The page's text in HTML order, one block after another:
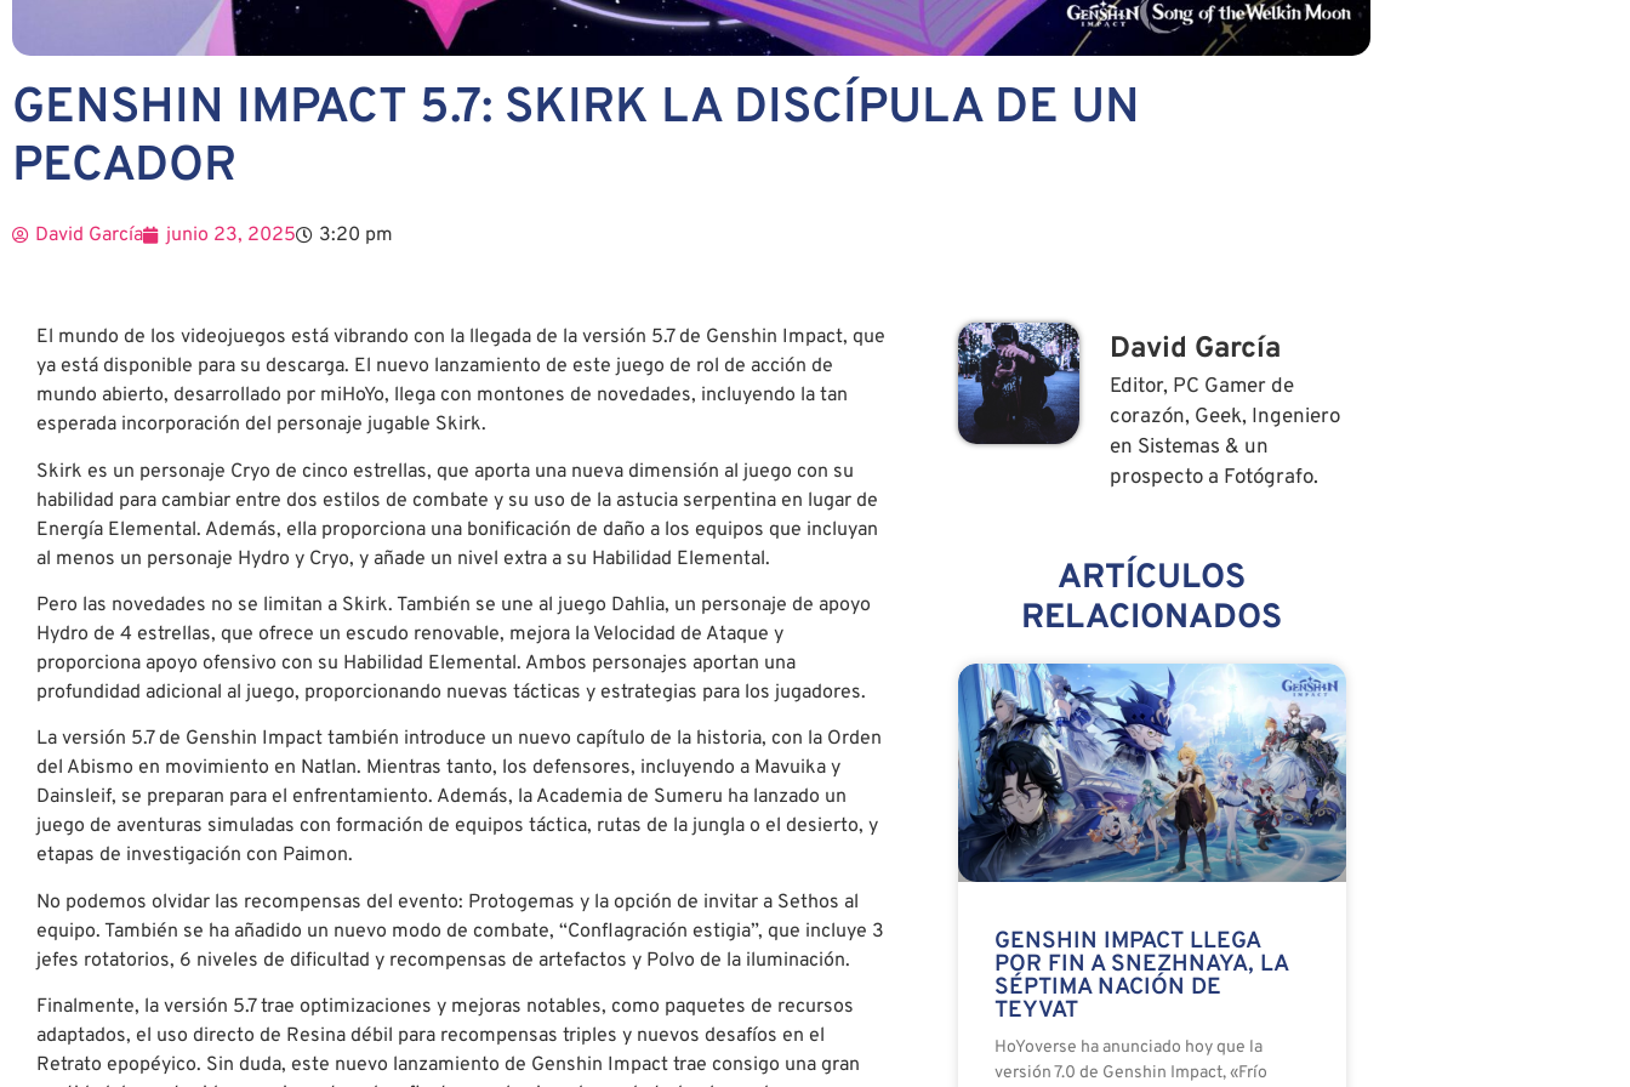
GENSHIN IMPACT 5.7: SKIRK LA DISCÍPULA DE UN
PECADOR
David García junio 23, 2025 3:20 pm
El mundo de los videojuegos está vibrando con la llegada de la versión 5.7 de Genshin Impact, que
ya está disponible para su descarga. El nuevo lanzamiento de este juego de rol de acción de
mundo abierto, desarrollado por miHoYo, llega con montones de novedades, incluyendo la tan
esperada incorporación del personaje jugable Skirk.
Skirk es un personaje Cryo de cinco estrellas, que aporta una nueva dimensión al juego con su
habilidad para cambiar entre dos estilos de combate y su uso de la astucia serpentina en lugar de
Energía Elemental. Además, ella proporciona una bonificación de daño a los equipos que incluyan
al menos un personaje Hydro y Cryo, y añade un nivel extra a su Habilidad Elemental.
Pero las novedades no se limitan a Skirk. También se une al juego Dahlia, un personaje de apoyo
Hydro de 4 estrellas, que ofrece un escudo renovable, mejora la Velocidad de Ataque y
proporciona apoyo ofensivo con su Habilidad Elemental. Ambos personajes aportan una
profundidad adicional al juego, proporcionando nuevas tácticas y estrategias para los jugadores.
La versión 5.7 de Genshin Impact también introduce un nuevo capítulo de la historia, con la Orden
del Abismo en movimiento en Natlan. Mientras tanto, los defensores, incluyendo a Mavuika y
Dainsleif, se preparan para el enfrentamiento. Además, la Academia de Sumeru ha lanzado un
juego de aventuras simuladas con formación de equipos táctica, rutas de la jungla o el desierto, y
etapas de investigación con Paimon.
No podemos olvidar las recompensas del evento: Protogemas y la opción de invitar a Sethos al
equipo. También se ha añadido un nuevo modo de combate, “Conflagración estigia”, que incluye 3
jefes rotatorios, 6 niveles de dificultad y recompensas de artefactos y Polvo de la iluminación.
Finalmente, la versión 5.7 trae optimizaciones y mejoras notables, como paquetes de recursos
adaptados, el uso directo de Resina débil para recompensas triples y nuevos desafíos en el
Retrato epopéyico. Sin duda, este nuevo lanzamiento de Genshin Impact trae consigo una gran
David García
Editor, PC Gamer de
corazón, Geek, Ingeniero
en Sistemas & un
prospecto a Fotógrafo.
ARTÍCULOS
RELACIONADOS
GENSHIN IMPACT LLEGA
POR FIN A SNEZHNAYA, LA
SÉPTIMA NACIÓN DE
TEYVAT
HoYoverse ha anunciado hoy que la
versión 7.0 de Genshin Impact, «Frío